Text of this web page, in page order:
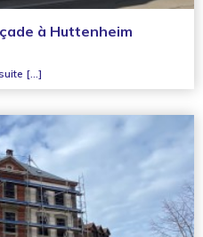
à Huttenheim
[...]